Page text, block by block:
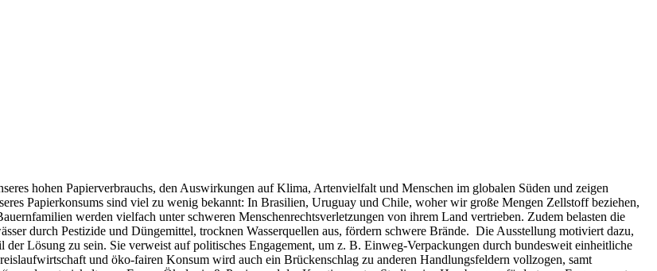
hohen Papierverbrauchs, den Auswirkungen auf Klima, Artenvielfalt und Menschen im globalen Süden und zeigen
Papierkonsums sind viel zu wenig bekannt: In Brasilien, Uruguay und Chile, woher wir große Mengen Zellstoff beziehen,
werden vielfach unter schweren Menschenrechtsverletzungen von ihrem Land vertrieben. Zudem belasten die
durch Pestizide und Düngemittel, trocknen Wasserquellen aus, fördern schwere Brände. Die Ausstellung motiviert dazu,
Lösung zu sein. Sie verweist auf politisches Engagement, um z. B. Einweg-Verpackungen durch bundesweit einheitliche
und öko-fairen Konsum wird auch ein Brückenschlag zu anderen Handlungsfeldern vollzogen, samt